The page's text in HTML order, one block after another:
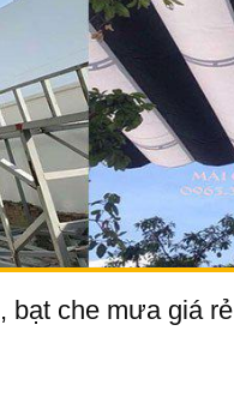
bạt che mưa giá rẻ